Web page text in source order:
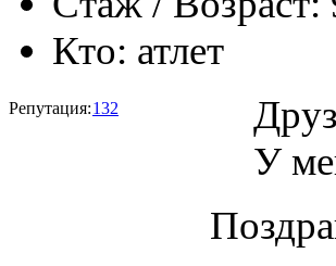
Кто: атлет
Репутация:132
У